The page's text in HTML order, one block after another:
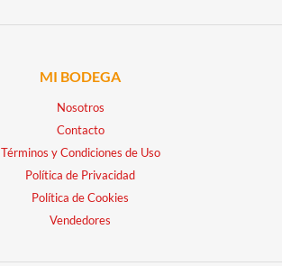
MI BODEGA
Nosotros
Contacto
Términos y Condiciones de Uso
Política de Privacidad
Política de Cookies
Vendedores